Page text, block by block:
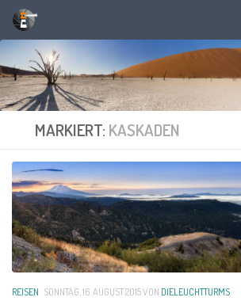
Unter dem Inhalt
MARKIERT: KASKADEN
REISEN SONNTAG, 16. AUGUST 2015VON DIELEUCHTTURMS